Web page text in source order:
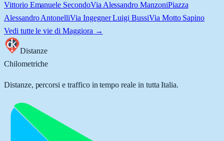
Vittorio Emanuele SecondoVia Alessandro ManzoniPiazza
Alessandro AntonelliVia Ingegner Luigi BussiVia Motto Sapino
Vedi tutte le vie di Maggiora →
Distanze
Chilometriche
Distanze, percorsi e traffico in tempo reale in tutta Italia.